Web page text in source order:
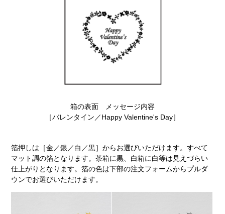
箱の表面 メッセージ内容
［バレンタイン／Happy Valentine's Day］
箔押しは［金／銀／白／黒］からお選びいただけます。すべて
マット調の箔となります。茶箱に黒、白箱に白等は見えづらい
仕上がりとなります。箔の色は下部の注文フォームからプルダ
ウンでお選びいただけます。